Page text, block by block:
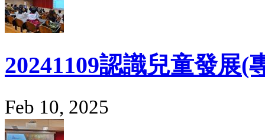
20241109認識兒童發展
Feb 10, 2025